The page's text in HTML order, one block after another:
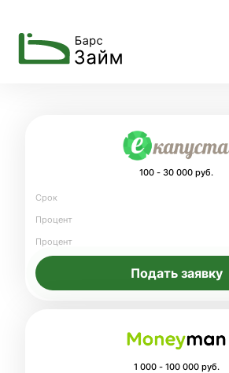
100 - 30 000 руб.
Срок
Процент
Процент
Подать заявку
1 000 - 100 000 руб.